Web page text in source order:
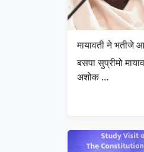
मायावती ने भतीजे
बसपा सुप्रीमो
अशोक …